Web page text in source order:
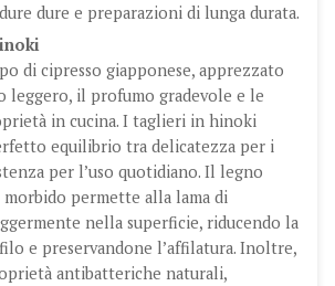
dure e preparazioni di lunga durata.
di cipresso giapponese, apprezzato
leggero, il profumo gradevole e le
in cucina. I taglieri in hinoki
equilibrio tra delicatezza per i
per l’uso quotidiano. Il legno
permette alla lama di
nella superficie, riducendo la
e preservandone l’affilatura. Inoltre,
antibatteriche naturali,